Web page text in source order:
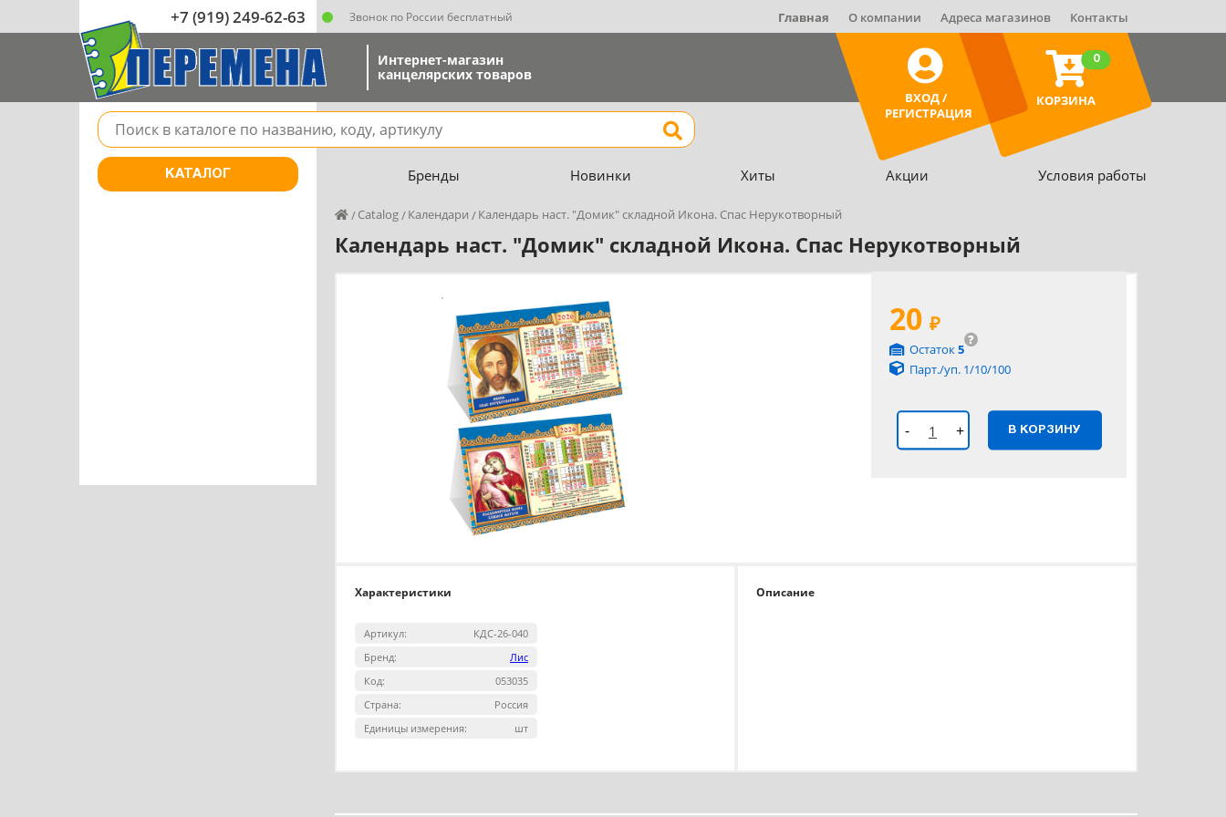
+7 (919) 249-62-63 Звонок по России бесплатный Главная О компании Адреса магазинов Контакты
Интернет-магазин
канцелярских товаров
ВХОД /
РЕГИСТРАЦИЯ
КОРЗИНА
0
Поле для поиска товара в каталоге Найти
КАТАЛОГ Бренды Новинки Хиты Акции Условия работы
Catalog Календари Календарь наст. "Домик" складной Икона. Спас Нерукотворный
Календарь наст. "Домик" складной Икона. Спас Нерукотворный
20 ₽
?
Остаток5
Парт./уп. 1/10/100
- + В КОРЗИНУ
Характеристики
Артикул:
КДС-26-040
Бренд:
Лис
Код:
053035
Страна:
Россия
Единицы измерения:
шт
Описание